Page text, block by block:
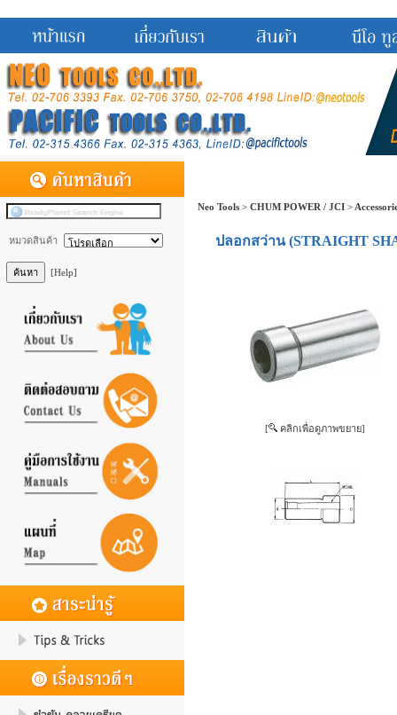
หมวดสินค้า
[Help]
Neo Tools > CHUM POWER / JCI >
ปลอกสว่าน (STRAIGHT
[ คลิกเพื่อดูภาพขยาย]